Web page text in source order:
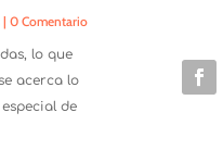
| 0 Comentario
lo que
acerca lo
de